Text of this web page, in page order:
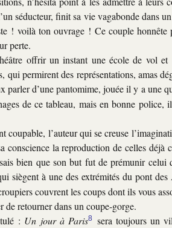
séducteur, finit sa vie vagabonde dans
! voilà ton ouvrage ! Ce couple
perte.
offrir un instant une école de vol et
qui permirent des représentations, amas
parler d’une pantomime, jouée il y a une
de ce tableau, mais en bonne
coupable, l’auteur qui se creuse
conscience la reproduction de celles
bien que son but fut de prémunir celui
siègent à une des extrémités du pont des
couvrent les coups dont ils vous
de retourner dans un coupe-gorge.
: Un jour à Paris8
sera toujours un